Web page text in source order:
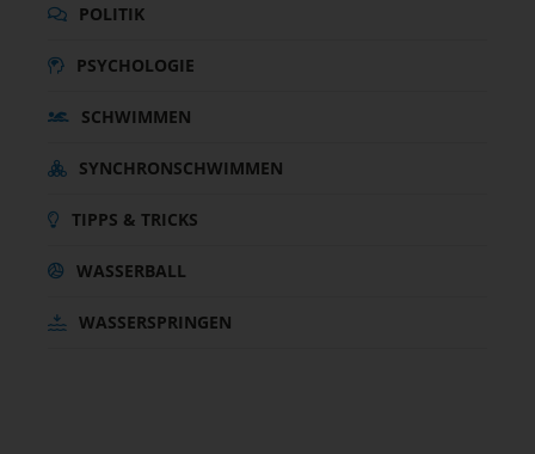
POLITIK
PSYCHOLOGIE
SCHWIMMEN
SYNCHRONSCHWIMMEN
TIPPS & TRICKS
WASSERBALL
WASSERSPRINGEN